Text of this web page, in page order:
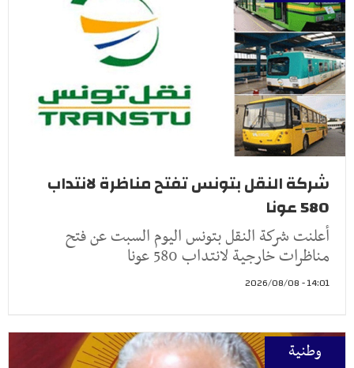
شركة النقل بتونس تفتح مناظرة لانتداب
580 عونا
أعلنت شركة النقل بتونس اليوم السبت عن فتح
مناظرات خارجية لانتداب 580 عونا
14:01 - 2026/08/08
وطنية